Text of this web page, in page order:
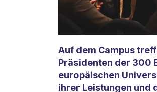
Auf dem Campus
Präsidenten der 300
europäischen
ihrer Leistungen und